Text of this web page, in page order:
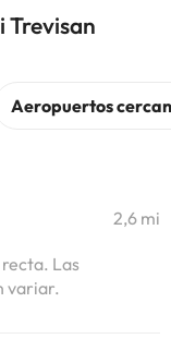
Trevisan
2,6 mi
Las
variar.